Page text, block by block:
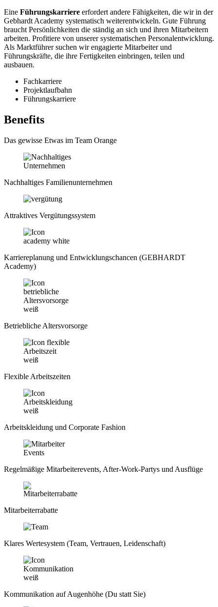
Eine Führungskarriere erfordert andere Fähigkeiten, die wir in der
Gebhardt Academy systematisch weiterentwickeln. Gute Führung
braucht Persönlichkeiten die ständig an sich und ihren Mitarbeitern
arbeiten. Profitiere von unserer systematischen Personalentwicklung.
Als Marktführer suchen wir engagierte Mitarbeiter und
Führungskräfte, die ihre Fertigkeiten einbringen, teilen und
ausbauen.
Fachkarriere
Projektlaufbahn
Führungskarriere
Benefits
Das gewisse Etwas im Team Orange
Nachhaltiges Familienunternehmen
Attraktives Vergütungssystem
Karriereplanung und Entwicklungschancen (GEBHARDT
Academy)
Betriebliche Altersvorsorge
Flexible Arbeitszeiten
Arbeitskleidung und Corporate Fashion
Regelmäßige Mitarbeiterevents, After-Work-Partys und Ausflüge
Mitarbeiterrabatte
Klares Wertesystem (Team, Vertrauen, Leidenschaft)
Kommunikation auf Augenhöhe (Du statt Sie)